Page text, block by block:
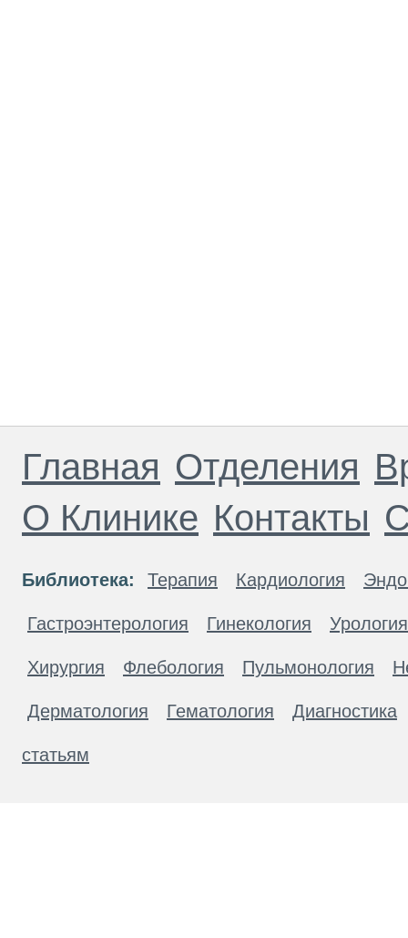
Главная Отделения
О Клинике Контакты
Библиотека: Терапия Кардиология
Гастроэнтерология Гинекология Урология
Хирургия Флебология Пульмонология
Дерматология Гематология Диагностика
статьям